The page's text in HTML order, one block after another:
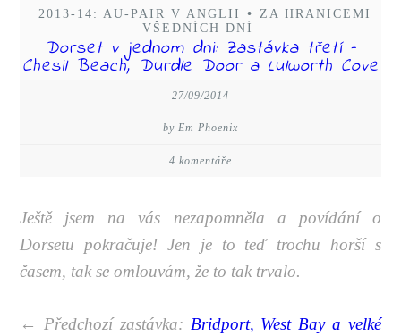
2013-14: AU-PAIR V ANGLII •
ZA HRANICEMI
VŠEDNÍCH DNÍ
Dorset v jednom dni: Zastávka třetí –
Chesil Beach, Durdle Door a Lulworth Cove
27/09/2014
by Em Phoenix
4 komentáře
Ještě jsem na vás nezapomněla a povídání o
Dorsetu pokračuje! Jen je to teď trochu horší s
časem, tak se omlouvám, že to tak trvalo.
← Předchozí zastávka: Bridport, West Bay a velké